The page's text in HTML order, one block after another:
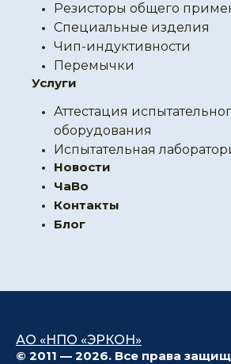
Резисторы общего
Специальные изделия
Чип-индуктивности
Перемычки
Услуги
Аттестация
оборудования
Испытательная
Новости
ЧаВо
Контакты
Блог
АО «НПО «ЭРКОН»
© 2011 — 2026. Все права